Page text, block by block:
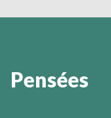
Pensées